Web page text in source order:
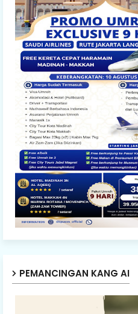
PEMANCINGAN KANG AI